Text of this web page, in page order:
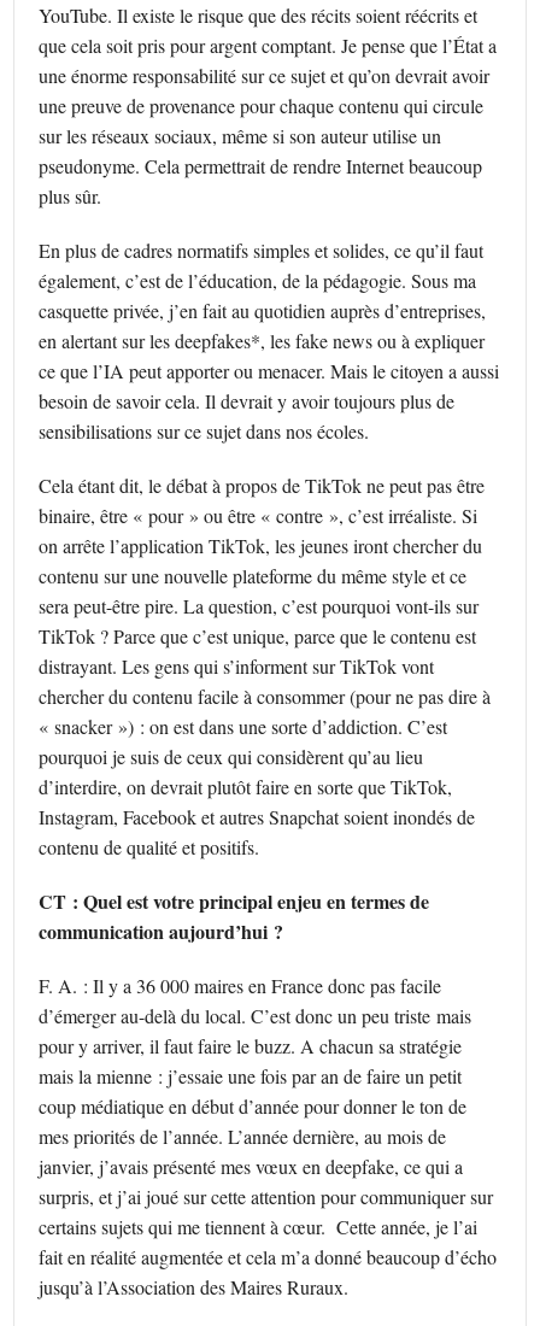
YouTube. Il existe le risque que des récits soient réécrits et
que cela soit pris pour argent comptant. Je pense que l’État a
une énorme responsabilité sur ce sujet et qu’on devrait avoir
une preuve de provenance pour chaque contenu qui circule
sur les réseaux sociaux, même si son auteur utilise un
pseudonyme. Cela permettrait de rendre Internet beaucoup
plus sûr.
En plus de cadres normatifs simples et solides, ce qu’il faut
également, c’est de l’éducation, de la pédagogie. Sous ma
casquette privée, j’en fait au quotidien auprès d’entreprises,
en alertant sur les deepfakes*, les fake news ou à expliquer
ce que l’IA peut apporter ou menacer. Mais le citoyen a aussi
besoin de savoir cela. Il devrait y avoir toujours plus de
sensibilisations sur ce sujet dans nos écoles.
Cela étant dit, le débat à propos de TikTok ne peut pas être
binaire, être « pour » ou être « contre », c’est irréaliste. Si
on arrête l’application TikTok, les jeunes iront chercher du
contenu sur une nouvelle plateforme du même style et ce
sera peut-être pire. La question, c’est pourquoi vont-ils sur
TikTok ? Parce que c’est unique, parce que le contenu est
distrayant. Les gens qui s’informent sur TikTok vont
chercher du contenu facile à consommer (pour ne pas dire à
« snacker ») : on est dans une sorte d’addiction. C’est
pourquoi je suis de ceux qui considèrent qu’au lieu
d’interdire, on devrait plutôt faire en sorte que TikTok,
Instagram, Facebook et autres Snapchat soient inondés de
contenu de qualité et positifs.
CT : Quel est votre principal enjeu en termes de
communication aujourd’hui ?
F. A. : Il y a 36 000 maires en France donc pas facile
d’émerger au-delà du local. C’est donc un peu triste mais
pour y arriver, il faut faire le buzz. A chacun sa stratégie
mais la mienne : j’essaie une fois par an de faire un petit
coup médiatique en début d’année pour donner le ton de
mes priorités de l’année. L’année dernière, au mois de
janvier, j’avais présenté mes vœux en deepfake, ce qui a
surpris, et j’ai joué sur cette attention pour communiquer sur
certains sujets qui me tiennent à cœur. Cette année, je l’ai
fait en réalité augmentée et cela m’a donné beaucoup d’écho
jusqu’à l’Association des Maires Ruraux.